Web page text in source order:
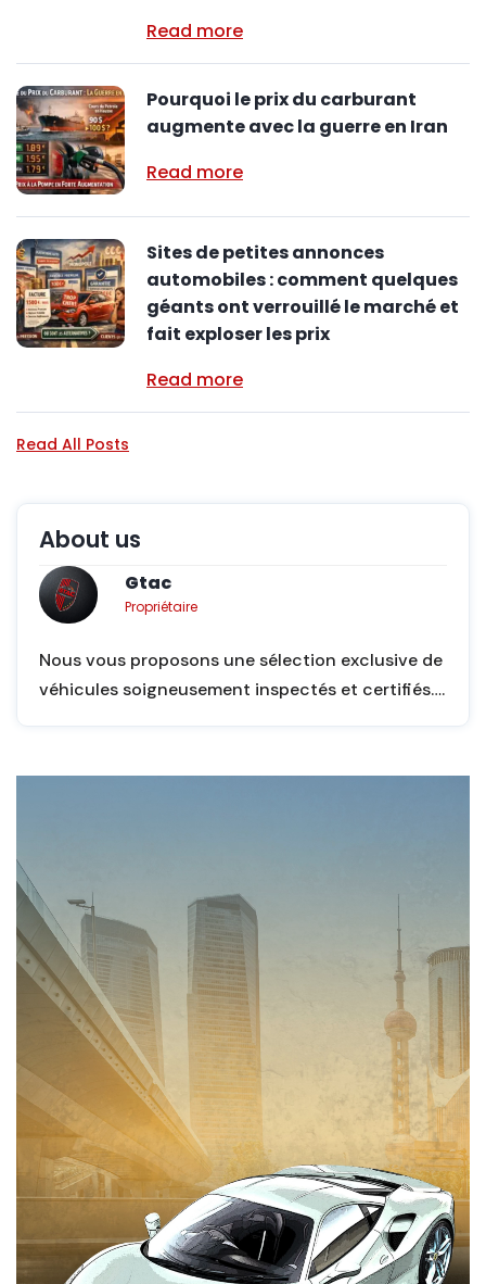
Read more
Pourquoi le prix du carburant
augmente avec la guerre en Iran
Read more
Sites de petites annonces
automobiles : comment quelques
géants ont verrouillé le marché et
fait exploser les prix
Read more
Read All Posts
About us
Gtac
Propriétaire
Nous vous proposons une sélection exclusive de
véhicules soigneusement inspectés et certifiés….